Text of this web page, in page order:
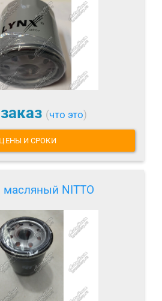
(что это)
ЦЕНЫ И СРОКИ
масляный NITTO